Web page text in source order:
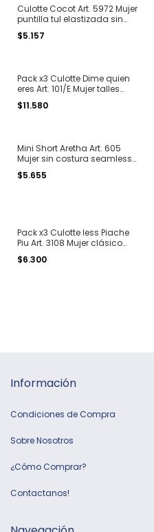
Culotte Cocot Art. 5972 Mujer
puntilla tul elastizada sin
costura T. 1 al 3
$5.157
Pack x3 Culotte Dime quien
eres Art. 101/E Mujer talles
grandes sin costura puntilla
$11.580
Mini Short Aretha Art. 605
Mujer sin costura seamless
microfibra T. S al XL
$5.655
Pack x3 Culotte less Piache
Piu Art. 3108 Mujer clásico
algodón liso
$6.300
Información
Condiciones de Compra
Sobre Nosotros
¿Cómo Comprar?
Contactanos!